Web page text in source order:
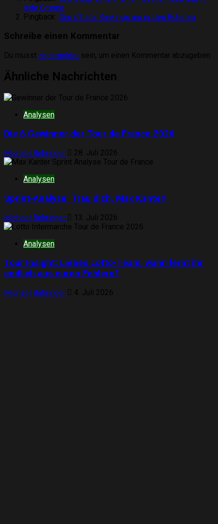
jede Gruppe
Pingback: Giro d'Italia Rankings am ersten Ruhetag
Schreibe einen Kommentar
Du musst angemeldet sein, um einen Kommentar abzugeben.
Ähnliche Nachrichten
Analysen
Die 6 Gewinner der Tour de France 2026
Michael Behringer 28. Juli 2026
Analysen
Sprint-Analyse: Trau dich, Max Kanter!
Michael Behringer 13. Juli 2026
Analysen
Tour Insight: Liebes Lotto-Team, wann lernt ihr
endlich aus euren Fehlern?
Michael Behringer 4. Juli 2026